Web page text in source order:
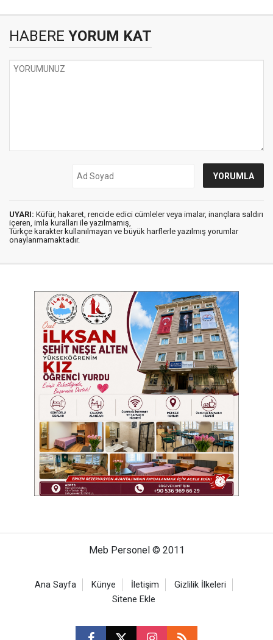
HABERE YORUM KAT
UYARI: Küfür, hakaret, rencide edici cümleler veya imalar, inançlara saldırı
içeren, imla kuralları ile yazılmamış,
Türkçe karakter kullanılmayan ve büyük harflerle yazılmış yorumlar
onaylanmamaktadır.
Meb Personel © 2011
Ana Sayfa Künye İletişim
Gizlilik İlkeleri
Sitene Ekle